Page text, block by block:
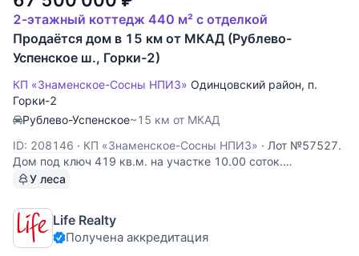
2-этажный коттедж 440 м² с отделкой
Продаётся дом в 15 км от МКАД (Рублево-
Успенское ш., Горки-2)
КП «Знаменское-Сосны НПИЗ» Одинцовский район, п.
Горки-2
Рублево-Успенское~15 км от МКАД
ID: 208146 · КП «Знаменское-Сосны НПИЗ» · Лот №57527.
Дом под ключ 419 кв.м. на участке 10.00 соток.
Количество спален: 5. Коттеджный посёлок «Знаменское-
На участке помимо основного дома, расположен гараж на
две автомашины. Планировка
У леса
Life Realty
Получена аккредитация